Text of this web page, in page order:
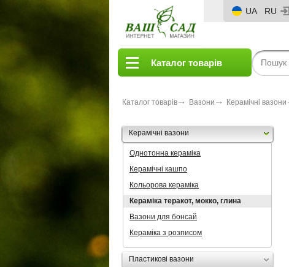
UA RU
Каталог товарів
Каталог товарів Вазони Керамічні вазони
Керамічні вазони
Однотонна кераміка
Керамічні кашпо
Кольорова кераміка
Кераміка теракот, мокко, глина
Вазони для бонсай
Кераміка з розписом
Пластикові вазони